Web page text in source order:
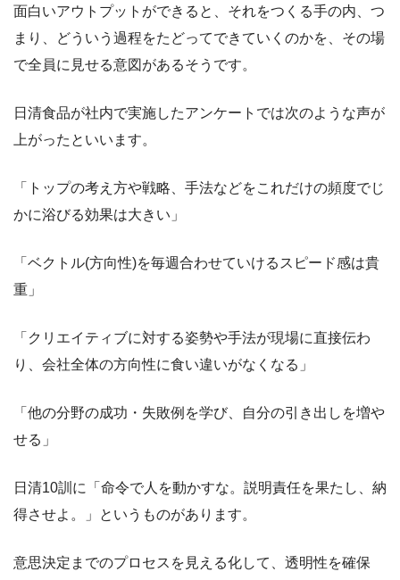
面白いアウトプットができると、それをつくる手の内、つ
まり、どういう過程をたどってできていくのかを、その場
で全員に見せる意図があるそうです。
日清食品が社内で実施したアンケートでは次のような声が
上がったといいます。
「トップの考え方や戦略、手法などをこれだけの頻度でじ
かに浴びる効果は大きい」
「ベクトル(方向性)を毎週合わせていけるスピード感は貴
重」
「クリエイティブに対する姿勢や手法が現場に直接伝わ
り、会社全体の方向性に食い違いがなくなる」
「他の分野の成功・失敗例を学び、自分の引き出しを増や
せる」
日清10訓に「命令で人を動かすな。説明責任を果たし、納
得させよ。」というものがあります。
意思決定までのプロセスを見える化して、透明性を確保